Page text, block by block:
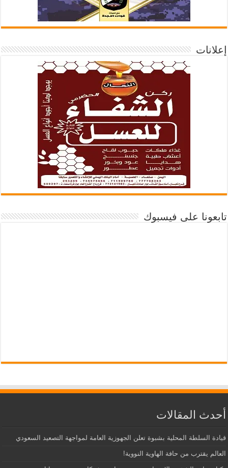
إعلانات
تابعونا على فيسبوك
أحدث المقالات
قيادة السلطة المحلية بشبوة تعلن الجهوزية العامة لمواجهة التصعيد السعودي
العالم يقترب من حافة الهاوية النووية!